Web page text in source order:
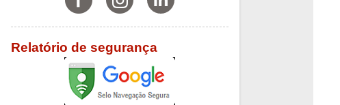
Relatório de segurança